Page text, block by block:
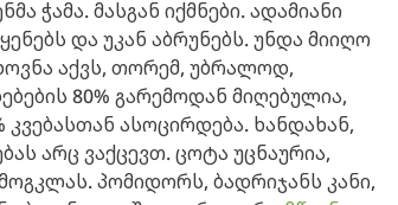
ჭამა. მასგან იქმნები. ადამიანი
და უკან აბრუნებს. უნდა მიიღო
აქვს, თორემ, უბრალოდ,
80% გარემოდან მიღებულია,
კვებასთან ასოცირდება. ხანდახან,
არც ვაქცევთ. ცოტა უცნაურია,
პომიდორს, ბადრიჯანს კანი,